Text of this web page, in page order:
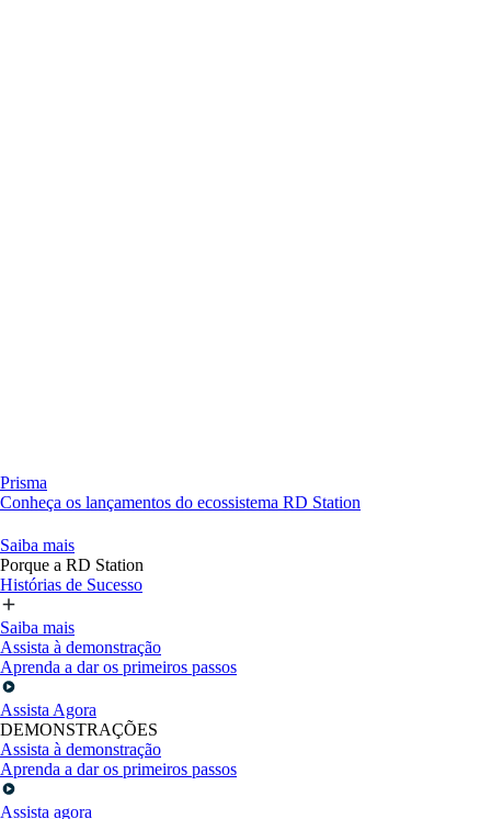
Prisma
Conheça os lançamentos do ecossistema RD Station
Saiba mais
Porque a RD Station
Histórias de Sucesso
Saiba mais
Assista à demonstração
Aprenda a dar os primeiros passos
Assista Agora
DEMONSTRAÇÕES
Assista à demonstração
Aprenda a dar os primeiros passos
Assista agora